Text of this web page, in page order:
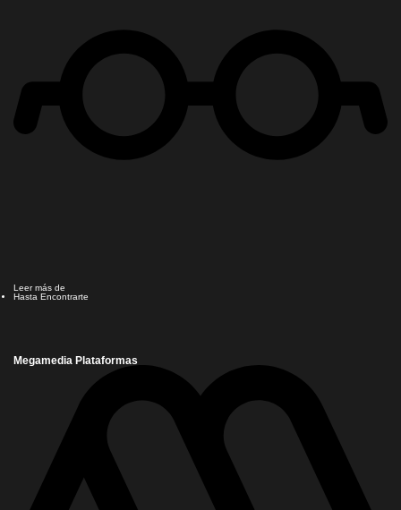
Leer más de
Hasta Encontrarte
Megamedia Plataformas